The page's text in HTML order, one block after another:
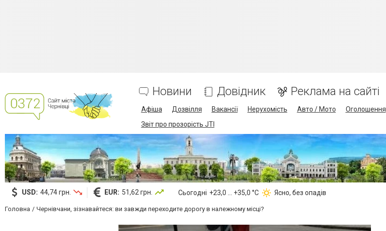
Новини Довідник Реклама на сайті
Афіша Дозвілля Вакансії Нерухомість Авто / Мото Оголошення
Звіт про прозорість JTI
USD: 44,74 грн. EUR: 51,62 грн. Сьогодні +23,0 ... +35,0 °С Ясно, без опадів
Головна Чернівчани, зізнавайтеся: ви завжди переходите дорогу в належному місці?